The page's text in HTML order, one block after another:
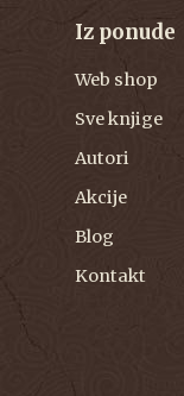
Iz ponude
Web shop
Sve knjige
Autori
Akcije
Blog
Kontakt